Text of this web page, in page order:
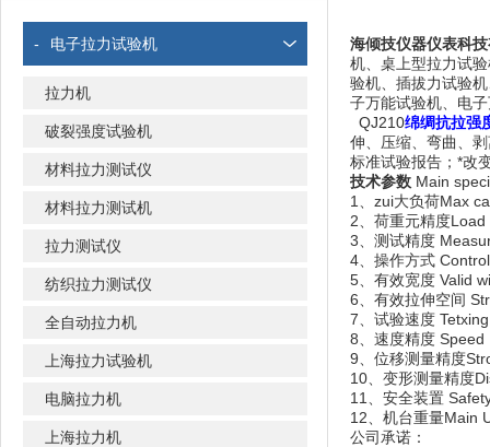
- 电子拉力试验机
拉力机
破裂强度试验机
材料拉力测试仪
材料拉力测试机
拉力测试仪
纺织拉力测试仪
全自动拉力机
上海拉力试验机
电脑拉力机
上海拉力机
海倾技仪器仪表科
机、桌上型拉力试
验机、插拔力试验
子万能试验机、电
QJ210绵绸抗拉强
伸、压缩、弯曲、
标准试验报告；*改
技术参数 Main
1、zui大负荷
2、荷重元精度
3、测试精度
4、操作方式
5、有效宽度
6、有效拉伸空
7、试验速度
8、速度精度
9、位移测量精度
10、变形测量精度
11、安全装置
12、机台重量
公司承诺：